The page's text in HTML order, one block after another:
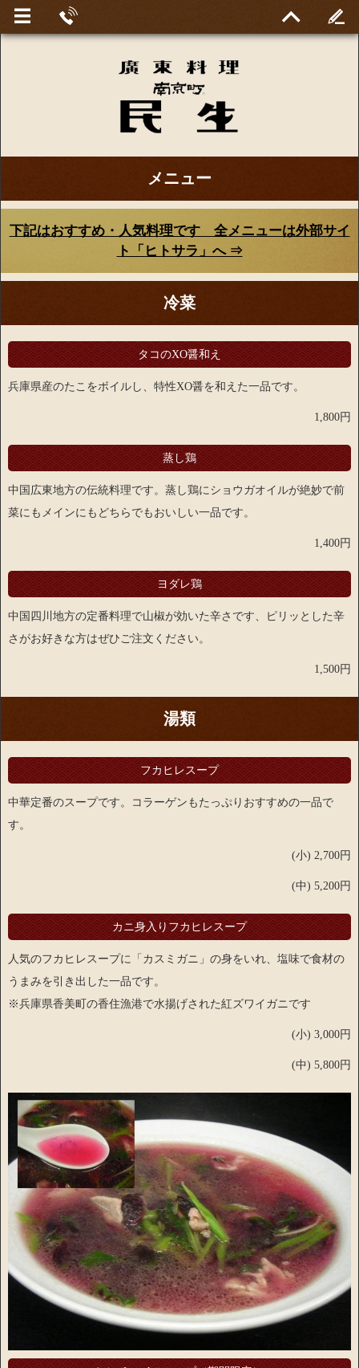
メニュー
下記はおすすめ・人気料理です 全メニューは外部サイ
ト「ヒトサラ」へ ⇒
冷菜
タコのXO醤和え
兵庫県産のたこをボイルし、特性XO醤を和えた一品です。
1,800円
蒸し鶏
中国広東地方の伝統料理です。蒸し鶏にショウガオイルが絶妙で前
菜にもメインにもどちらでもおいしい一品です。
1,400円
ヨダレ鶏
中国四川地方の定番料理で山椒が効いた辛さです、ピリッとした辛
さがお好きな方はぜひご注文ください。
1,500円
湯類
フカヒレスープ
中華定番のスープです。コラーゲンもたっぷりおすすめの一品で
す。
(小) 2,700円
(中) 5,200円
カニ身入りフカヒレスープ
人気のフカヒレスープに「カスミガニ」の身をいれ、塩味で食材の
うまみを引き出した一品です。
※兵庫県香美町の香住漁港で水揚げされた紅ズワイガニです
(小) 3,000円
(中) 5,800円